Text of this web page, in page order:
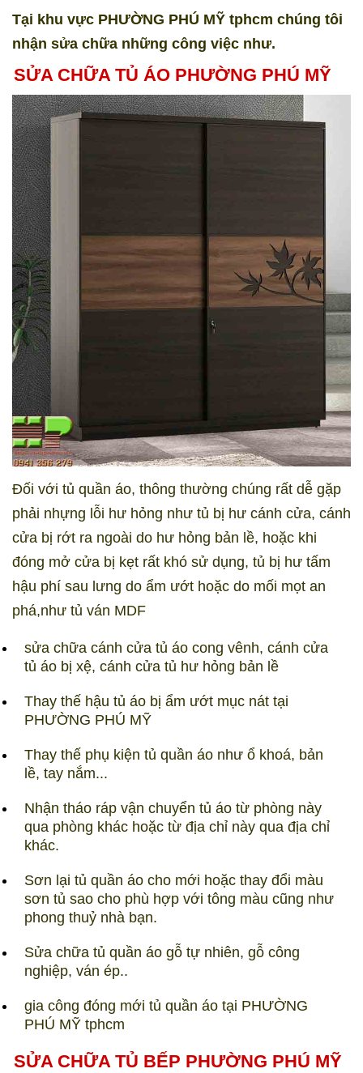
Tại khu vực PHƯỜNG PHÚ MỸ tphcm chúng tôi
nhận sửa chữa những công việc như.
SỬA CHỮA TỦ ÁO PHƯỜNG PHÚ MỸ
Đối với tủ quần áo, thông thường chúng rất dễ gặp
phải nhựng lỗi hư hỏng như tủ bị hư cánh cửa, cánh
cửa bị rớt ra ngoài do hư hỏng bản lề, hoặc khi
đóng mở cửa bị kẹt rất khó sử dụng, tủ bị hư tấm
hậu phí sau lưng do ẩm ướt hoặc do mối mọt an
phá,như tủ ván MDF
sửa chữa cánh cửa tủ áo cong vênh, cánh cửa
tủ áo bị xệ, cánh cửa tủ hư hỏng bản lề
Thay thế hậu tủ áo bị ẩm ướt mục nát tại
PHƯỜNG PHÚ MỸ
Thay thế phụ kiện tủ quần áo như ổ khoá, bản
lề, tay nắm...
Nhận tháo ráp vận chuyển tủ áo từ phòng này
qua phòng khác hoặc từ địa chỉ này qua địa chỉ
khác.
Sơn lại tủ quần áo cho mới hoặc thay đổi màu
sơn tủ sao cho phù hợp với tông màu cũng như
phong thuỷ nhà bạn.
Sửa chữa tủ quần áo gỗ tự nhiên, gỗ công
nghiệp, ván ép..
gia công đóng mới tủ quần áo tại PHƯỜNG
PHÚ MỸ tphcm​
SỬA CHỮA TỦ BẾP PHƯỜNG PHÚ MỸ